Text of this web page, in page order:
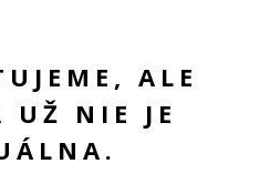
ALE
UŽ NIE JE